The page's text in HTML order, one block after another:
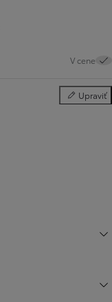
V cene
Upraviť
Pakety &